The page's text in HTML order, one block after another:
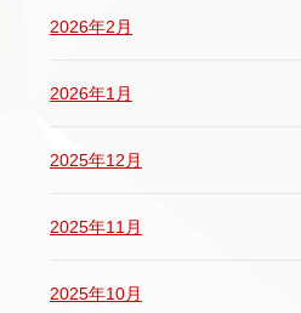
2026年2月
2026年1月
2025年12月
2025年11月
2025年10月